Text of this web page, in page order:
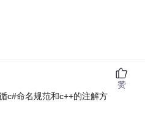
c#命名规范和c++的注解方
赞